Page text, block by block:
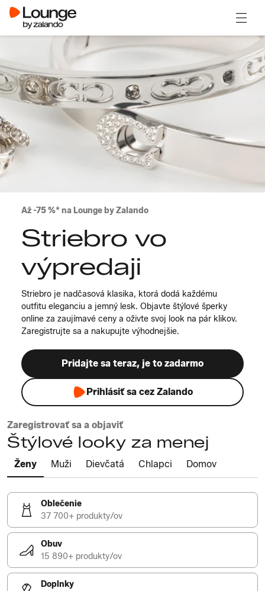
Až -75 %* na Lounge by Zalando
Striebro vo
výpredaji
Striebro je nadčasová klasika, ktorá dodá každému
outfitu eleganciu a jemný lesk. Objavte štýlové šperky
online za zaujímavé ceny a oživte svoj look na pár klikov.
Zaregistrujte sa a nakupujte výhodnejšie.
Pridajte sa teraz, je to zadarmo
Prihlásiť sa cez Zalando
Zaregistrovať sa a objaviť
Štýlové looky za menej
Ženy Muži Dievčatá Chlapci Domov
Oblečenie
37 700+ produkty/ov
Obuv
15 890+ produkty/ov
Doplnky